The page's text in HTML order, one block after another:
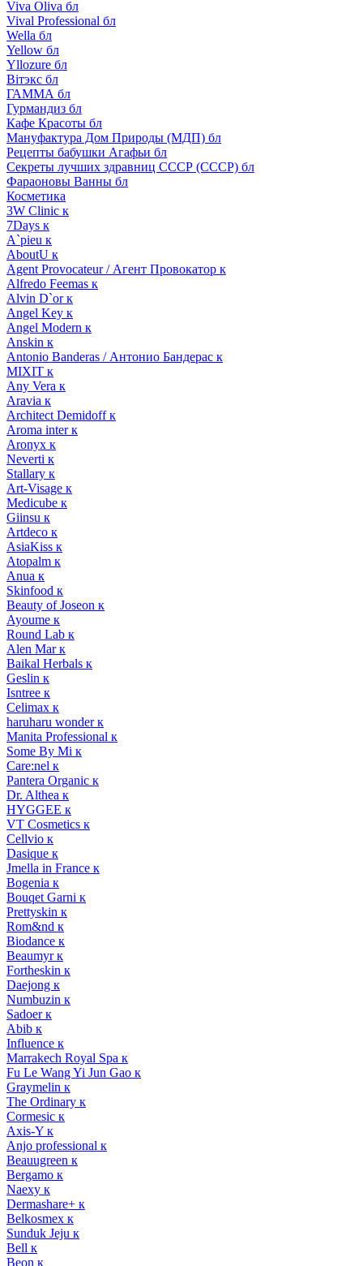
Viva Oliva бл
Vival Professional бл
Wella бл
Yellow бл
Yllozure бл
Вiтэкс бл
ГАММА бл
Гурмандиз бл
Кафе Красоты бл
Мануфактура Дом Природы (МДП) бл
Рецепты бабушки Агафьи бл
Секреты лучших здравниц СССР (СССР) бл
Фараоновы Ванны бл
Косметика
3W Clinic к
7Days к
A`pieu к
AboutU к
Agent Provocateur / Агент Провокатор к
Alfredo Feemas к
Alvin D`or к
Angel Key к
Angel Modern к
Anskin к
Antonio Banderas / Антонио Бандерас к
MIXIT к
Any Vera к
Aravia к
Architect Demidoff к
Aroma inter к
Aronyx к
Neverti к
Stallary к
Art-Visage к
Medicube к
Giinsu к
Artdeco к
AsiaKiss к
Atopalm к
Anua к
Skinfood к
Beauty of Joseon к
Ayoume к
Round Lab к
Alen Mar к
Baikal Herbals к
Geslin к
Isntree к
Celimax к
haruharu wonder к
Manita Professional к
Some By Mi к
Care:nel к
Pantera Organic к
Dr. Althea к
HYGGEE к
VT Cosmetics к
Cellvio к
Dasique к
Jmella in France к
Bogenia к
Bouqet Garni к
Prettyskin к
Rom&nd к
Biodance к
Beaumyr к
Fortheskin к
Daejong к
Numbuzin к
Sadoer к
Abib к
Influence к
Marrakech Royal Spa к
Fu Le Wang Yi Jun Gao к
Graymelin к
The Ordinary к
Cormesic к
Axis-Y к
Anjo professional к
Beauugreen к
Bergamo к
Naexy к
Dermashare+ к
Belkosmex к
Sunduk Jeju к
Bell к
Beon к